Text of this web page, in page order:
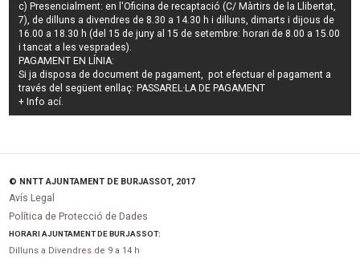
c) Presencialment: en l'Oficina de recaptació (C/ Màrtirs de la Llibertat,
7), de dilluns a divendres de 8.30 a 14.30 h i dilluns, dimarts i dijous de
16.00 a 18.30 h (del 15 de juny al 15 de setembre: horari de 8.00 a 15.00
i tancat a les vesprades).
PAGAMENT EN LÍNIA:
Si ja disposa de document de pagament, pot efectuar el pagament a
través del següent enllaç: PASSAREL·LA DE PAGAMENT
+ Info ací.
© NNTT AJUNTAMENT DE BURJASSOT, 2017
Avís Legal
Política de Protecció de Dades
HORARI AJUNTAMENT DE BURJASSOT:
Dilluns a Divendres de 9 a 14 h